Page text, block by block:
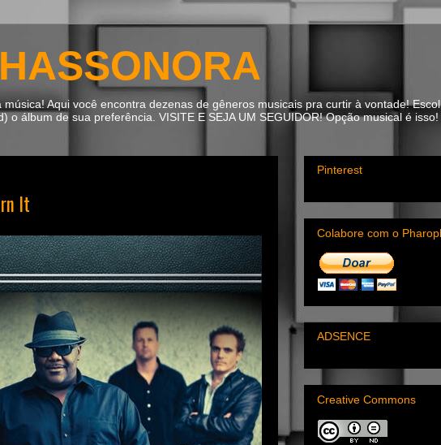
Aqui você encontra dezenas de gêneros musicais pra curtir à vontade!
o álbum de sua preferência. VISITE E SEJA UM SEGUIDOR! Opção musical é isso!
It
Pinterest
Colabore com o
ADSENCE
Creative Commons